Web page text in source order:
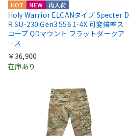
HOT NEW 再入荷
Holy Warrior ELCANタイプ Specter D
R SU-230 Gen3 556 1-4X 可変倍率ス
コープ QDマウント フラットダークア
ース
￥36,900
在庫あり